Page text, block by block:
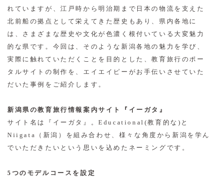
れていますが、江戸時から明治期まで日本の物流を支えた
北前船の拠点として栄えてきた歴史もあり、県内各地に
は、さまざまな歴史や文化が色濃く根付いている大変魅力
的な県です。今回は、そのような新潟各地の魅力を学び、
実際に触れていただくことを目的とした、教育旅行のポー
タルサイトの制作を、エイエイピーがお手伝いさせていた
だいた事例をご紹介します。
新潟県の教育旅行情報案内サイト『イーガタ』
サイト名は『イーガタ』。Educational(教育的な)と
Niigata（新潟）を組み合わせ、様々な角度から新潟を学ん
でいただきたいという思いを込めたネーミングです。
5つのモデルコースを設定